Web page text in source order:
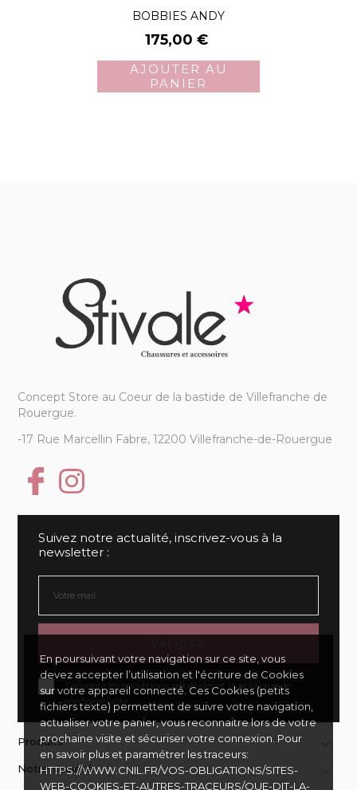
En poursuivant votre navigation sur ce site, vous
devez accepter l’utilisation et l'écriture de Cookies
sur votre appareil connecté. Ces Cookies (petits
fichiers texte) permettent de suivre votre navigation,
actualiser votre panier, vous reconnaitre lors de votre
prochaine visite et sécuriser votre connexion. Pour
en savoir plus et paramétrer les traceurs:
HTTPS://WWW.CNIL.FR/VOS-OBLIGATIONS/SITES-
WEB-COOKIES-ET-AUTRES-TRACEURS/QUE-DIT-LA-
BOBBIES ANDY
Prix
175,00 €
AJOUTER AU
PANIER
Concept Store au Coeur de la bastide de Villefranche de
Rouergue.
-17 Rue Marcellin Fabre, 12200 Villefranche-de-Rouergue
Suivez notre actualité, inscrivez-vous à la
newsletter :
J'accepte les conditions générales et la politique de
confidentialité
Produits
Notre société